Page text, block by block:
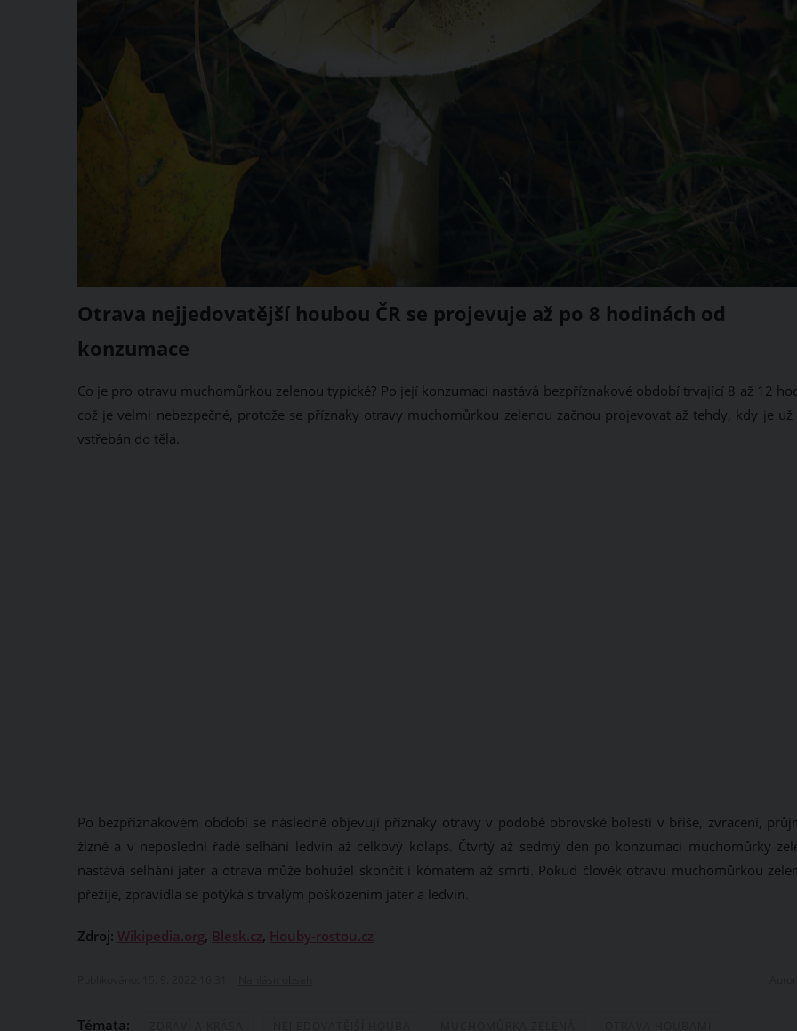
Otrava nejjedovatější houbou ČR se projevuje až po 8 hodinách od
konzumace
Co je pro otravu muchomůrkou zelenou typické? Po její konzumaci nastává bezpříznakové období trvající 8 až 12
což je velmi nebezpečné, protože se příznaky otravy muchomůrkou zelenou začnou projevovat až tehdy, kdy je už
vstřebán do těla.
Po bezpříznakovém období se následně objevují příznaky otravy v podobě obrovské bolesti v břiše, zvracení,
žízně a v neposlední řadě selhání ledvin až celkový kolaps. Čtvrtý až sedmý den po konzumaci muchomůrky
nastává selhání jater a otrava může bohužel skončit i kómatem až smrtí. Pokud člověk otravu muchomůrkou
přežije, zpravidla se potýká s trvalým poškozením jater a ledvin.
Zdroj: Wikipedia.org, Blesk.cz, Houby-rostou.cz
Témata: